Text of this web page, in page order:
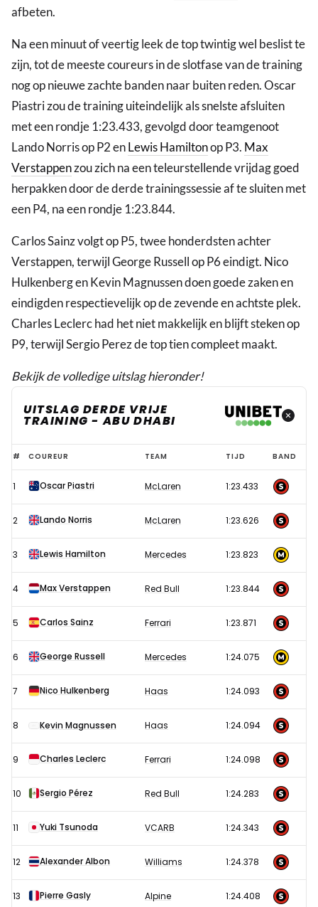
afbeten.
Na een minuut of veertig leek de top twintig wel beslist te
zijn, tot de meeste coureurs in de slotfase van de training
nog op nieuwe zachte banden naar buiten reden. Oscar
Piastri zou de training uiteindelijk als snelste afsluiten
met een rondje 1:23.433, gevolgd door teamgenoot
Lando Norris op P2 enLewis Hamiltonop P3. Max
Verstappenzou zich na een teleurstellende vrijdag goed
herpakken door de derde trainingssessie af te sluiten met
een P4, na een rondje 1:23.844.
Carlos Sainz volgt op P5, twee honderdsten achter
Verstappen, terwijl George Russell op P6 eindigt. Nico
Hulkenberg en Kevin Magnussen doen goede zaken en
eindigden respectievelijk op de zevende en achtste plek.
Charles Leclerc had het niet makkelijk en blijft steken op
P9, terwijl Sergio Perez de top tien compleet maakt.
Bekijk de volledige uitslag hieronder!
UITSLAG DERDE VRIJE
TRAINING - ABU DHABI
Uitslag
derde
vrije
training
1
GP
Abu
Dhabi
2024
# COUREUR TEAM TIJD BAND
1 Oscar Piastri McLaren 1:23.433
2 Lando Norris McLaren 1:23.626
3 Lewis Hamilton Mercedes 1:23.823
4 Max Verstappen Red Bull 1:23.844
5 Carlos Sainz Ferrari 1:23.871
6 George Russell Mercedes 1:24.075
7 Nico Hulkenberg Haas 1:24.093
8 Kevin Magnussen Haas 1:24.094
9 Charles Leclerc Ferrari 1:24.098
10 Sergio Pérez Red Bull 1:24.283
11 Yuki Tsunoda VCARB 1:24.343
12 Alexander Albon Williams 1:24.378
13 Pierre Gasly Alpine 1:24.408